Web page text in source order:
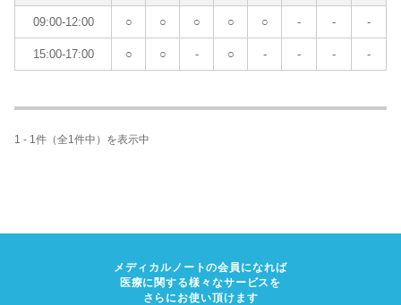
条件を変更する
09:00-12:00 ○ ○ ○ ○ ○ - - -
15:00-17:00 ○ ○ - ○ - - - -
1 - 1件（全1件中）を表示中
メディカルノートの会員になれば
医療に関する様々なサービスを
さらにお使い頂けます